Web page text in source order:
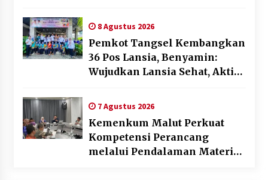
8 Agustus 2026
Pemkot Tangsel Kembangkan
36 Pos Lansia, Benyamin:
Wujudkan Lansia Sehat, Aktif,
7 Agustus 2026
Kemenkum Malut Perkuat
Kompetensi Perancang
melalui Pendalaman Materi